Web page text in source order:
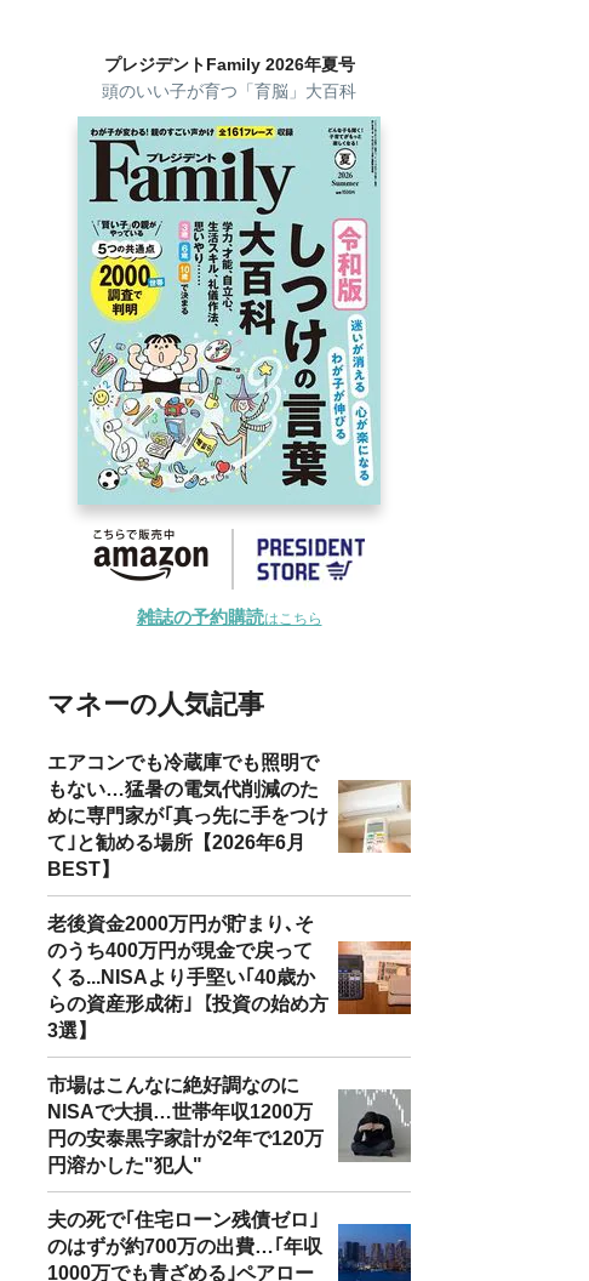
プレジデントFamily 2026年夏号
頭のいい子が育つ「育脳」大百科
雑誌の予約購読はこちら
マネーの人気記事
エアコンでも冷蔵庫でも照明で
もない…猛暑の電気代削減のた
めに専門家が｢真っ先に手をつけ
て｣と勧める場所【2026年6月
BEST】
老後資金2000万円が貯まり､そ
のうち400万円が現金で戻って
くる...NISAより手堅い｢40歳か
らの資産形成術｣【投資の始め方
3選】
市場はこんなに絶好調なのに
NISAで大損…世帯年収1200万
円の安泰黒字家計が2年で120万
円溶かした"犯人"
夫の死で｢住宅ローン残債ゼロ｣
のはずが約700万の出費…｢年収
1000万でも青ざめる｣ペアロー